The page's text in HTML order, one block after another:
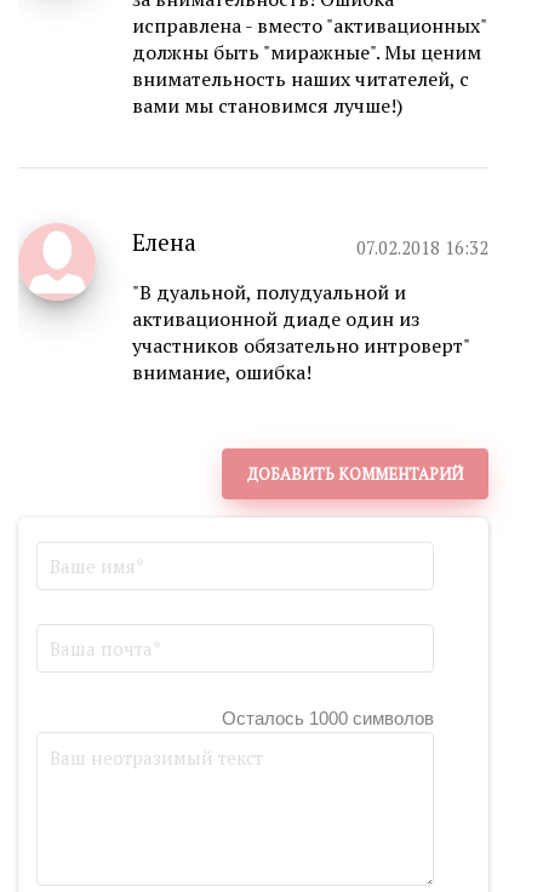
исправлена - вместо "активационных"
должны быть "миражные". Мы ценим
внимательность наших читателей, с
вами мы становимся лучше!)
Елена 07.02.2018 16:32
"В дуальной, полудуальной и
активационной диаде один из
участников обязательно интроверт"
внимание, ошибка!
ДОБАВИТЬ КОММЕНТАРИЙ
Осталось 1000 символов